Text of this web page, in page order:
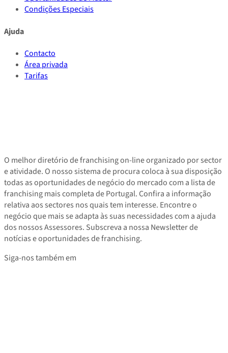
Condições Especiais
Ajuda
Contacto
Área privada
Tarifas
O melhor diretório de franchising on-line organizado por sector
e atividade. O nosso sistema de procura coloca à sua disposição
todas as oportunidades de negócio do mercado com a lista de
franchising mais completa de Portugal. Confira a informação
relativa aos sectores nos quais tem interesse. Encontre o
negócio que mais se adapta às suas necessidades com a ajuda
dos nossos Assessores. Subscreva a nossa Newsletter de
notícias e oportunidades de franchising.
Siga-nos também em